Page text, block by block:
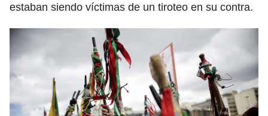
estaban siendo víctimas de un tiroteo en su contra.